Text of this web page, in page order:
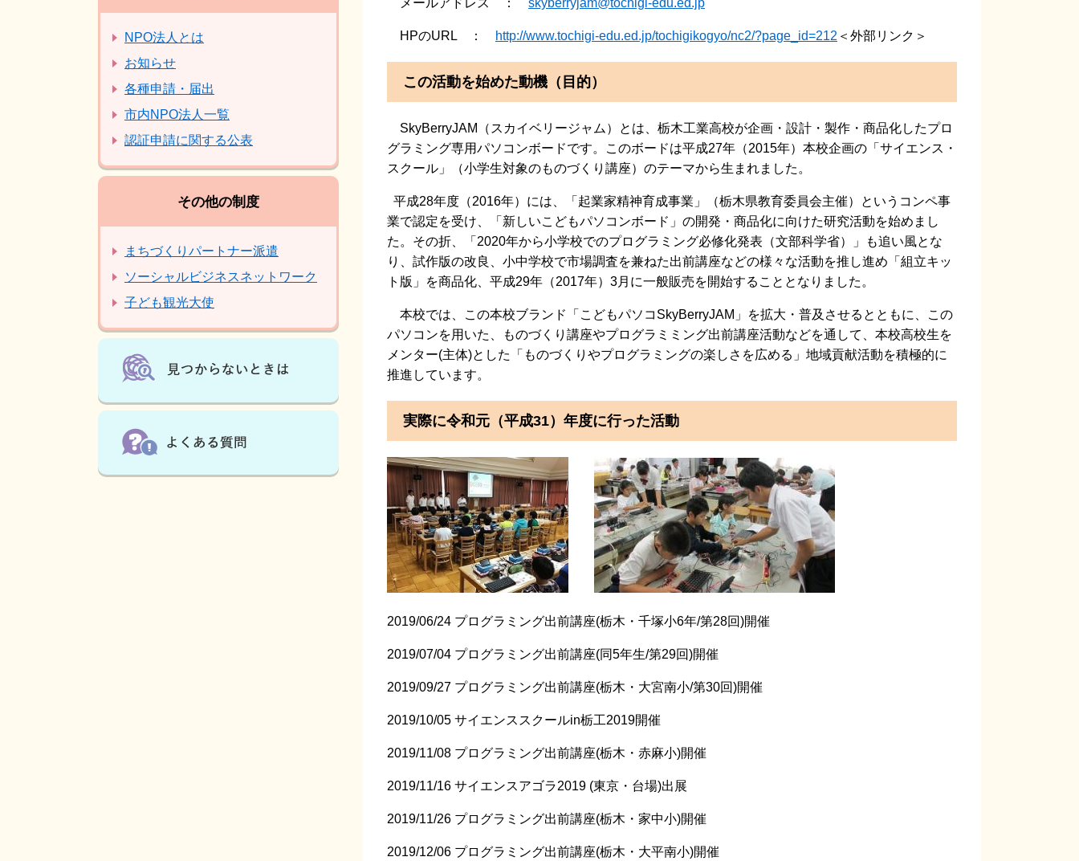
メールアドレス ： skyberryjam@tochigi-edu.ed.jp
HPのURL ： http://www.tochigi-edu.ed.jp/tochigikogyo/nc2/?page_id=212 ＜外部リンク＞
この活動を始めた動機（目的）
SkyBerryJAM（スカイベリージャム）とは、栃木工業高校が企画・設計・製作・商品化したプロ
グラミング専用パソコンボードです。このボードは平成27年（2015年）本校企画の「サイエンス・
スクール」（小学生対象のものづくり講座）のテーマから生まれました。
平成28年度（2016年）には、「起業家精神育成事業」（栃木県教育委員会主催）というコンペ事
業で認定を受け、「新しいこどもパソコンボード」の開発・商品化に向けた研究活動を始めまし
た。その折、「2020年から小学校でのプログラミング必修化発表（文部科学省）」も追い風とな
り、試作版の改良、小中学校で市場調査を兼ねた出前講座などの様々な活動を推し進め「組立キッ
ト版」を商品化、平成29年（2017年）3月に一般販売を開始することとなりました。
本校では、この本校ブランド「こどもパソコSkyBerryJAM」を拡大・普及させるとともに、この
パソコンを用いた、ものづくり講座やプログラミミング出前講座活動などを通して、本校高校生を
メンター(主体)とした「ものづくりやプログラミングの楽しさを広める」地域貢献活動を積極的に
推進しています。
実際に令和元（平成31）年度に行った活動
2019/06/24 プログラミング出前講座(栃木・千塚小6年/第28回)開催
2019/07/04 プログラミング出前講座(同5年生/第29回)開催
2019/09/27 プログラミング出前講座(栃木・大宮南小/第30回)開催
2019/10/05 サイエンススクールin栃工2019開催
2019/11/08 プログラミング出前講座(栃木・赤麻小)開催
2019/11/16 サイエンスアゴラ2019 (東京・台場)出展
2019/11/26 プログラミング出前講座(栃木・家中小)開催
2019/12/06 プログラミング出前講座(栃木・大平南小)開催
NPO法人とは
お知らせ
各種申請・届出
市内NPO法人一覧
認証申請に関する公表
その他の制度
まちづくりパートナー派遣
ソーシャルビジネスネットワーク
子ども観光大使